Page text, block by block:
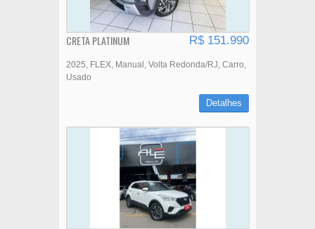
CRETA PLATINUM R$ 151.990
2025 FLEX Manual Volta Redonda/RJ Carro
Usado
Detalhes